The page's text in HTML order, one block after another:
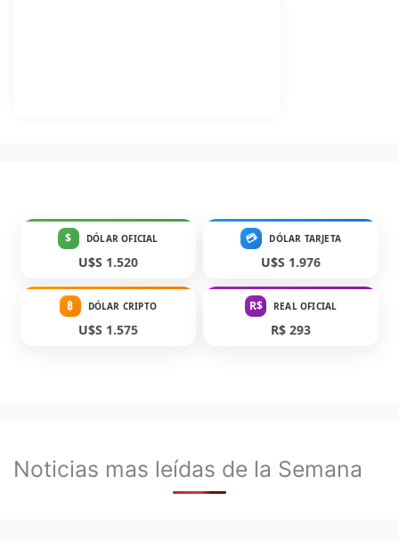
$ DÓLAR OFICIAL
U$S 1.520
💳 DÓLAR TARJETA
U$S 1.976
₿ DÓLAR CRIPTO
U$S 1.575
R$ REAL OFICIAL
R$ 293
Noticias mas leídas de la Semana